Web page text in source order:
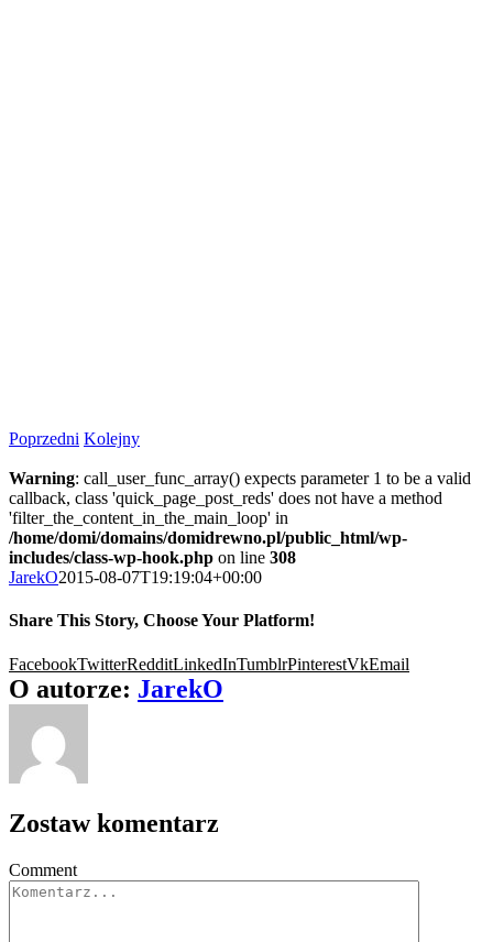
Poprzedni Kolejny
Warning: call_user_func_array() expects parameter 1 to be a valid
callback, class 'quick_page_post_reds' does not have a method
'filter_the_content_in_the_main_loop' in
/home/domi/domains/domidrewno.pl/public_html/wp-
includes/class-wp-hook.php on line 308
JarekO2015-08-07T19:19:04+00:00
Share This Story, Choose Your Platform!
FacebookTwitterRedditLinkedInTumblrPinterestVkEmail
O autorze: JarekO
Zostaw komentarz
Comment